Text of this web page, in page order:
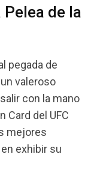
de la
pegada de
valeroso
con la mano
Card del UFC
mejores
exhibir su